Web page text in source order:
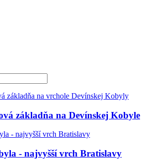
základňa na Devínskej Kobyle
- najvyšší vrch Bratislavy